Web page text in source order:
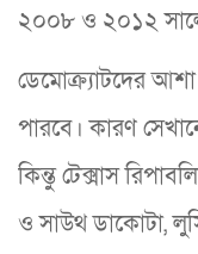
২০০৮ ও ২০১২
ডেমোক্র্যাটদের আশা
পারবে। কারণ
কিন্তু টেক্সাস
ও সাউথ ডাকোটা,